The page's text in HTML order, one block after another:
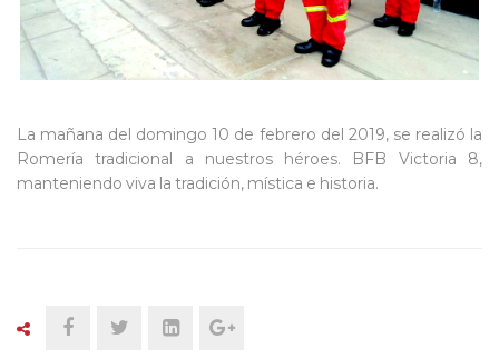
La mañana del domingo 10 de febrero del 2019, se realizó la
Romería tradicional a nuestros héroes. BFB Victoria 8,
manteniendo viva la tradición, mística e historia.